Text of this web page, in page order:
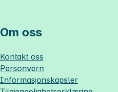
Om oss
Kontakt oss
Personvern
Informasjonskapsler